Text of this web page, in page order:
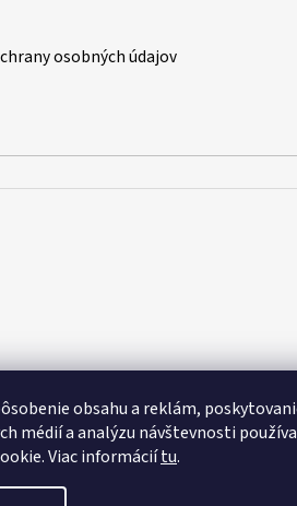
obsahu a reklám,
médií a analýzu návštevnosti
Viac informáciítu.
osobných údajov